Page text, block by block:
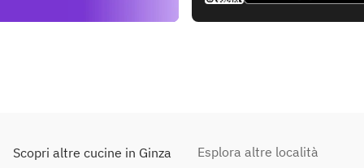
Scopri altre cucine in Ginza Esplora altre località